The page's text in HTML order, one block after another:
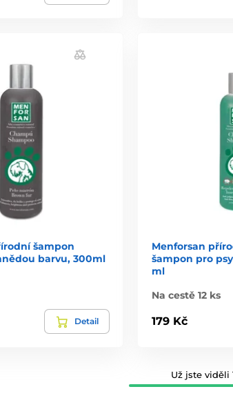
šampon
barvu, 300ml
Detail
Menforsan
šampon pro
ml
Na cestě 12 ks
179 Kč
Už jste viděli